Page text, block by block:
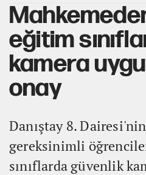
eğitim
kamera
onay
Danıştay 8.
gereksinimli
sınıflarda güvenlik